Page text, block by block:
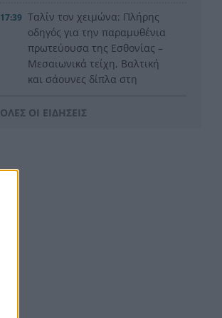
17:39 Ταλίν τον χειμώνα: Πλήρης
οδηγός για την παραμυθένια
πρωτεύουσα της Εσθονίας –
Μεσαιωνικά τείχη, Βαλτική
και σάουνες δίπλα στη
ΟΛΕΣ ΟΙ ΕΙΔΗΣΕΙΣ